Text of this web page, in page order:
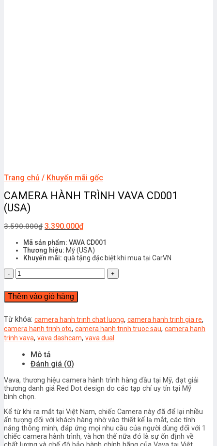
Trang chủ / Khuyến mãi gốc
CAMERA HÀNH TRÌNH VAVA CD001
(USA)
3.590.000₫ 3.390.000₫
Mã sản phẩm: VAVA CD001
Thương hiệu: Mỹ (USA)
Khuyến mãi: quà tặng đặc biệt khi mua tại CarVN
CAMERA
HÀNH
TRÌNH
VAVA
(USA)
số
lượng
Thêm vào giỏ hàng
Từ khóa: camera hanh trinh chat luong, camera hanh trinh gia re,
camera hanh trinh oto, camera hanh trinh truoc sau, camera hanh
trinh vava, vava dashcam, vava dual
Mô tả
Đánh giá (0)
Vava, thương hiệu camera hành trình hàng đầu tại Mỹ, đạt giải
thương danh giá Red Dot design do các tạp chí uy tín tại Mỹ
bình chọn.
Kể từ khi ra mắt tại Việt Nam, chiếc Camera này đã để lại nhiều
ấn tượng đối với khách hàng nhờ vào thiết kế lạ mắt, các tính
năng thông minh, đáp ứng mọi nhu cầu của người dùng đối với 1
chiếc camera hành trình, và hơn thế nữa đó là sự ổn định về